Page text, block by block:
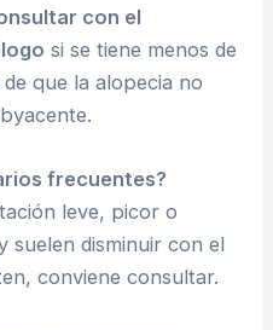
con el
si se tiene menos de
que la alopecia no
frecuentes?
leve, picor o
suelen disminuir con el
conviene consultar.